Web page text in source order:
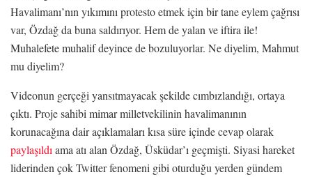
Havalimanı’nın yıkımını protesto etmek için bir tane eylem çağrısı
var, Özdağ da buna saldırıyor. Hem de yalan ve iftira ile!
Muhalefete muhalif deyince de bozuluyorlar. Ne diyelim, Mahmut
mu diyelim?
Videonun gerçeği yansıtmayacak şekilde cımbızlandığı, ortaya
çıktı. Proje sahibi mimar milletvekilinin havalimanının
korunacağına dair açıklamaları kısa süre içinde cevap olarak
paylaşıldı ama atı alan Özdağ, Üsküdar’ı geçmişti. Siyasi hareket
liderinden çok Twitter fenomeni gibi oturduğu yerden gündem